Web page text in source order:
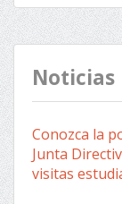
Noticias
Conozca la
Junta
visitas